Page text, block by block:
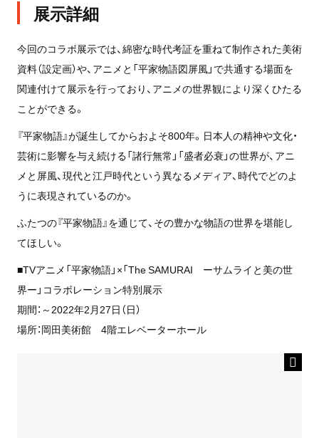
展示詳細
今回のコラボ展示では、綿密な時代考証を重ねて制作された美術
資料（設定画）や、アニメと「平家物語図屏風」で共通する場面を
関連付けて展示を行っており、アニメの世界観により深くひたる
ことができる。
『平家物語』が誕生してからおよそ800年。日本人の精神や文化・
芸術に影響を与え続ける「諸行無常」「盛者必衰」の世界が、アニ
メと屏風、現代と江戸時代という異なるメディア、時代でどのよ
うに表現されているのか。
ふたつの『平家物語』を通じて、その豊かな物語の世界を堪能し
てほしい。
■TVアニメ「平家物語」×「The SAMURAI ーサムライと美の世
界ー」コラボレーション特別展示
期間：～2022年2月27日（日）
場所：岡田美術館 4階エレベーターホール